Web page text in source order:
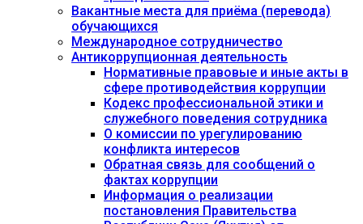
Вакантные места для приёма (перевода)
обучающихся
Международное сотрудничество
Антикоррупционная деятельность
Нормативные правовые и иные акты в
сфере противодействия коррупции
Кодекс профессиональной этики и
служебного поведения сотрудника
О комиссии по урегулированию
конфликта интересов
Обратная связь для сообщений о
фактах коррупции
Информация о реализации
постановления Правительства